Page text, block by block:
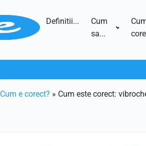
Definitii...
Cum
sa...
Cum e corect? » Cum este corect: